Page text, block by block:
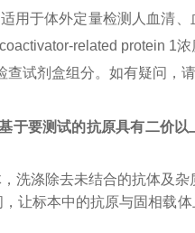
用于体外定量检测人血清
related protein 1
试剂盒组分。如有疑问，
于要测试的抗原具有二价
洗涤除去未结合的抗体及
让标本中的抗原与固相载